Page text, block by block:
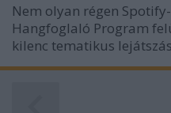
Nem olyan régen
Hangfoglaló Program
kilenc tematikus